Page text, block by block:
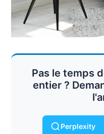
Pas le temps
entier ?
Perplexity